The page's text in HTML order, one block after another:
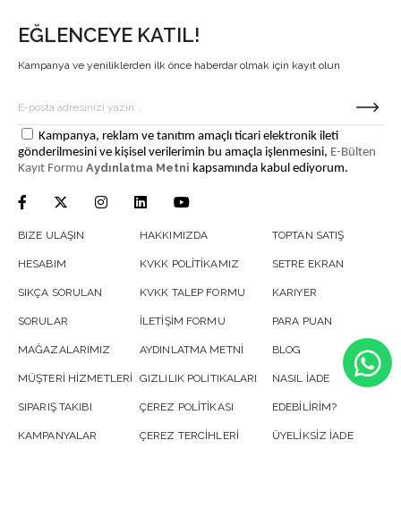
EĞLENCEYE KATIL!
Kampanya ve yeniliklerden ilk önce haberdar olmak için kayıt olun
Kampanya, reklam ve tanıtım amaçlı ticari elektronik ileti
gönderilmesini ve kişisel verilerimin bu amaçla işlenmesini, E-Bülten
Kayıt Formu Aydınlatma Metni kapsamında kabul ediyorum.
BIZE ULAŞIN
HESABIM
SIKÇA SORULAN
SORULAR
MAĞAZALARIMIZ
MÜŞTERİ HİZMETLERİ
SIPARIŞ TAKIBI
KAMPANYALAR
HAKKIMIZDA
KVKK POLİTİKAMIZ
KVKK TALEP FORMU
İLETİŞİM FORMU
AYDINLATMA METNİ
GIZLILIK POLITIKALARI
ÇEREZ POLİTİKASI
ÇEREZ TERCİHLERİ
TOPTAN SATIŞ
SETRE EKRAN
KARIYER
PARA PUAN
BLOG
NASIL İADE
EDEBİLİRİM?
ÜYELİKSİZ İADE